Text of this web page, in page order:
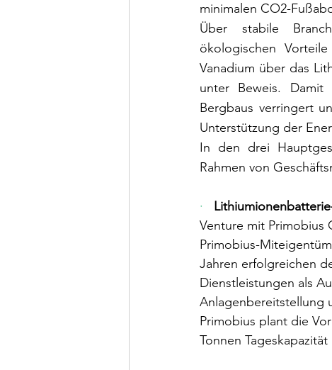
minimalen CO2-
Über stabile
ökologischen
Vanadium über das
unter Beweis.
Bergbaus verringert
Unterstützung der
In den drei
Rahmen von
·
Venture mit Primobius
Primobius-
Jahren erfolgreichen
Dienstleistungen als
Anlagenbereitstellung
Primobius plant die
Tonnen